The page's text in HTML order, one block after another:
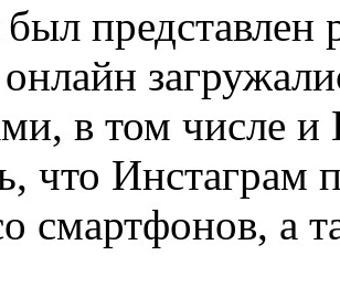
был
в том числе и
что Инстаграм
смартфонов, а